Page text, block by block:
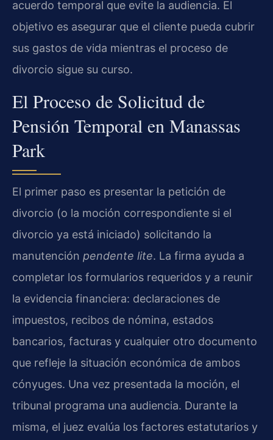
acuerdo temporal que evite la audiencia. El
objetivo es asegurar que el cliente pueda cubrir
sus gastos de vida mientras el proceso de
divorcio sigue su curso.
El Proceso de Solicitud de
Pensión Temporal en Manassas
Park
El primer paso es presentar la petición de
divorcio (o la moción correspondiente si el
divorcio ya está iniciado) solicitando la
manutención pendente lite. La firma ayuda a
completar los formularios requeridos y a reunir
la evidencia financiera: declaraciones de
impuestos, recibos de nómina, estados
bancarios, facturas y cualquier otro documento
que refleje la situación económica de ambos
cónyuges. Una vez presentada la moción, el
tribunal programa una audiencia. Durante la
misma, el juez evalúa los factores estatutarios y